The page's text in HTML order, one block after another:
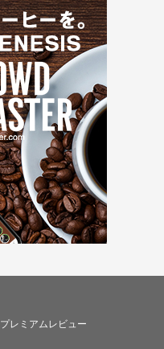
プレミアムレビュー